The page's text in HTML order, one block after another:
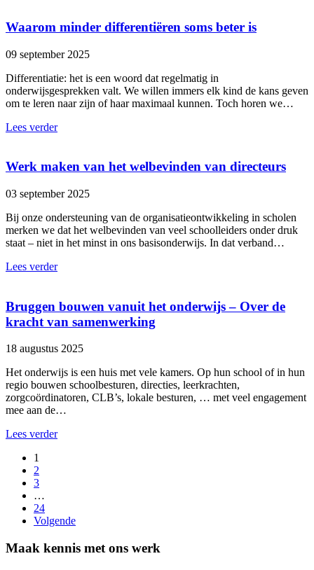
Waarom minder differentiëren soms beter is
09 september 2025
Differentiatie: het is een woord dat regelmatig in
onderwijsgesprekken valt. We willen immers elk kind de kans geven
om te leren naar zijn of haar maximaal kunnen. Toch horen we…
Lees verder
Werk maken van het welbevinden van directeurs
03 september 2025
Bij onze ondersteuning van de organisatieontwikkeling in scholen
merken we dat het welbevinden van veel schoolleiders onder druk
staat – niet in het minst in ons basisonderwijs. In dat verband…
Lees verder
Bruggen bouwen vanuit het onderwijs – Over de
kracht van samenwerking
18 augustus 2025
Het onderwijs is een huis met vele kamers. Op hun school of in hun
regio bouwen schoolbesturen, directies, leerkrachten,
zorgcoördinatoren, CLB’s, lokale besturen, … met veel engagement
mee aan de…
Lees verder
1
2
3
…
24
Volgende
Maak kennis met ons werk